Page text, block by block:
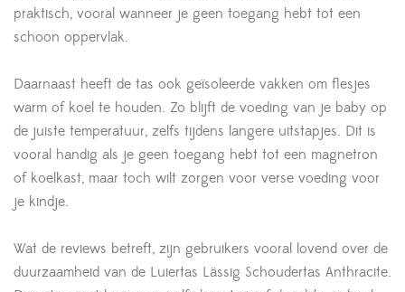
praktisch, vooral wanneer je geen toegang hebt tot een
schoon oppervlak.
Daarnaast heeft de tas ook geïsoleerde vakken om flesjes
warm of koel te houden. Zo blijft de voeding van je baby op
de juiste temperatuur, zelfs tijdens langere uitstapjes. Dit is
vooral handig als je geen toegang hebt tot een magnetron
of koelkast, maar toch wilt zorgen voor verse voeding voor
je kindje.
Wat de reviews betreft, zijn gebruikers vooral lovend over de
duurzaamheid van de Luiertas Lässig Schoudertas Anthracite.